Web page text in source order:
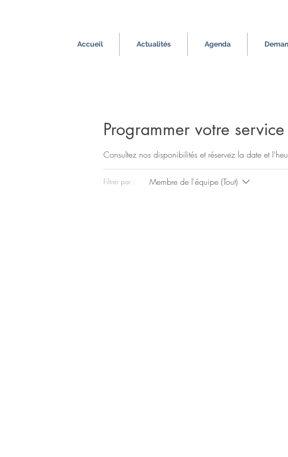
Accueil Actualités Agenda
Programmer votre service
Consultez nos disponibilités et réservez la date et
Filtrer par : Membre de l'équipe (Tout)